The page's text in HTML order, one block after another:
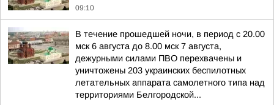
09:10
В течение прошедшей ночи, в период с 20.00
мск 6 августа до 8.00 мск 7 августа,
дежурными силами ПВО перехвачены и
уничтожены 203 украинских беспилотных
летательных аппарата самолетного типа над
территориями Белгородской...